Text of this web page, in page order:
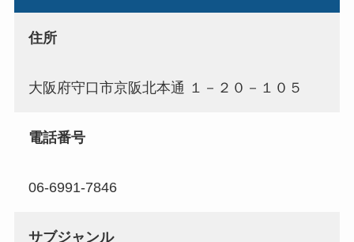
住所
大阪府守口市京阪北本通 １－２０－１０５
電話番号
06-6991-7846
サブジャンル